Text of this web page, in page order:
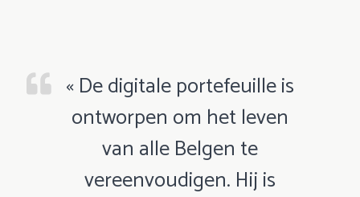
« De digitale portefeuille is
ontworpen om het leven
van alle Belgen te
vereenvoudigen. Hij is